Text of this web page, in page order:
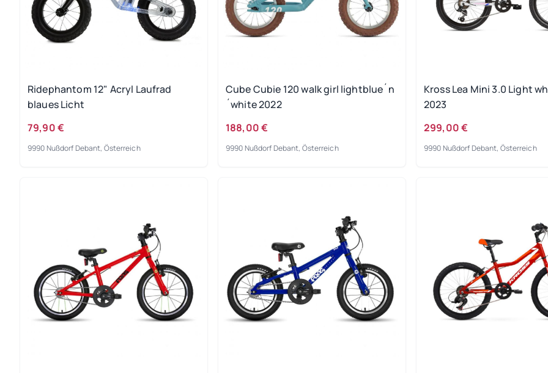
Ridephantom 12" Acryl Laufrad
blaues Licht
79,90 €
9990 Nußdorf Debant, Österreich
Cube Cubie 120 walk girl lightblue´n
´white 2022
188,00 €
9990 Nußdorf Debant, Österreich
Kross Lea Mini 3.0 Light
2023
299,00 €
9990 Nußdorf Debant, Österreich